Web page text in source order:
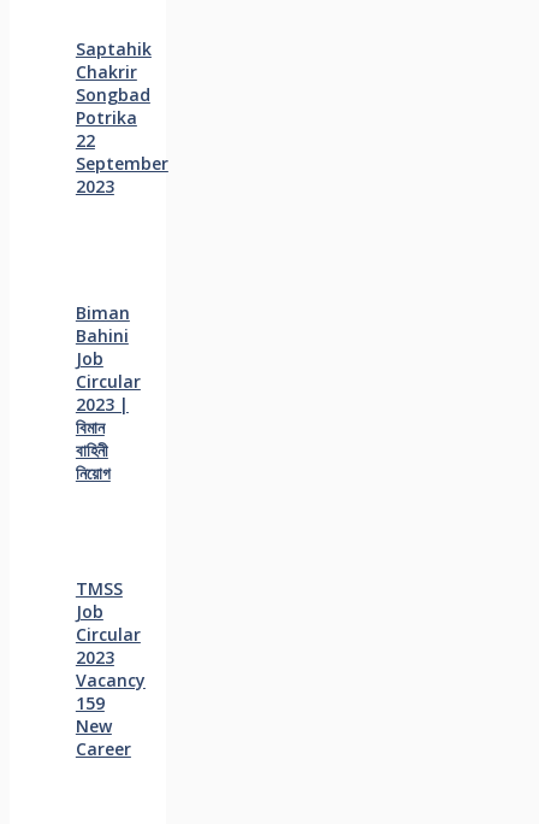
Saptahik
Chakrir
Songbad
Potrika
22
September
2023
Biman
Bahini
Job
Circular
2023 |
বিমান
বাহিনী
নিয়োগ
TMSS
Job
Circular
2023
Vacancy
159
New
Career